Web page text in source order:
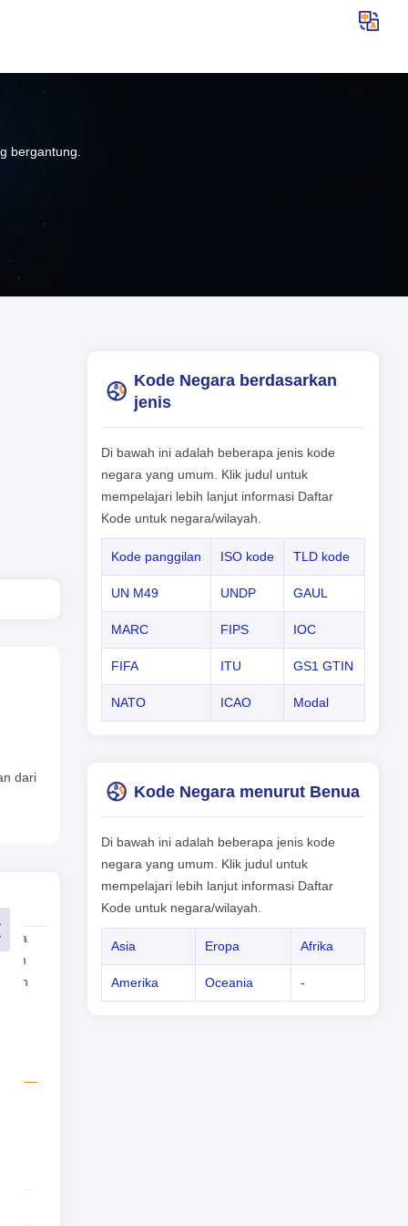
bergantung.
dari
dan
Kode Negara berdasarkan
jenis
Di bawah ini adalah beberapa jenis kode
negara yang umum. Klik judul untuk
mempelajari lebih lanjut informasi Daftar
Kode untuk negara/wilayah.
Kode panggilan ISO kode TLD kode
UN M49 UNDP GAUL
MARC FIPS IOC
FIFA ITU GS1 GTIN
NATO ICAO Modal
Kode Negara menurut Benua
Di bawah ini adalah beberapa jenis kode
negara yang umum. Klik judul untuk
mempelajari lebih lanjut informasi Daftar
Kode untuk negara/wilayah.
Asia Eropa Afrika
Amerika Oceania -